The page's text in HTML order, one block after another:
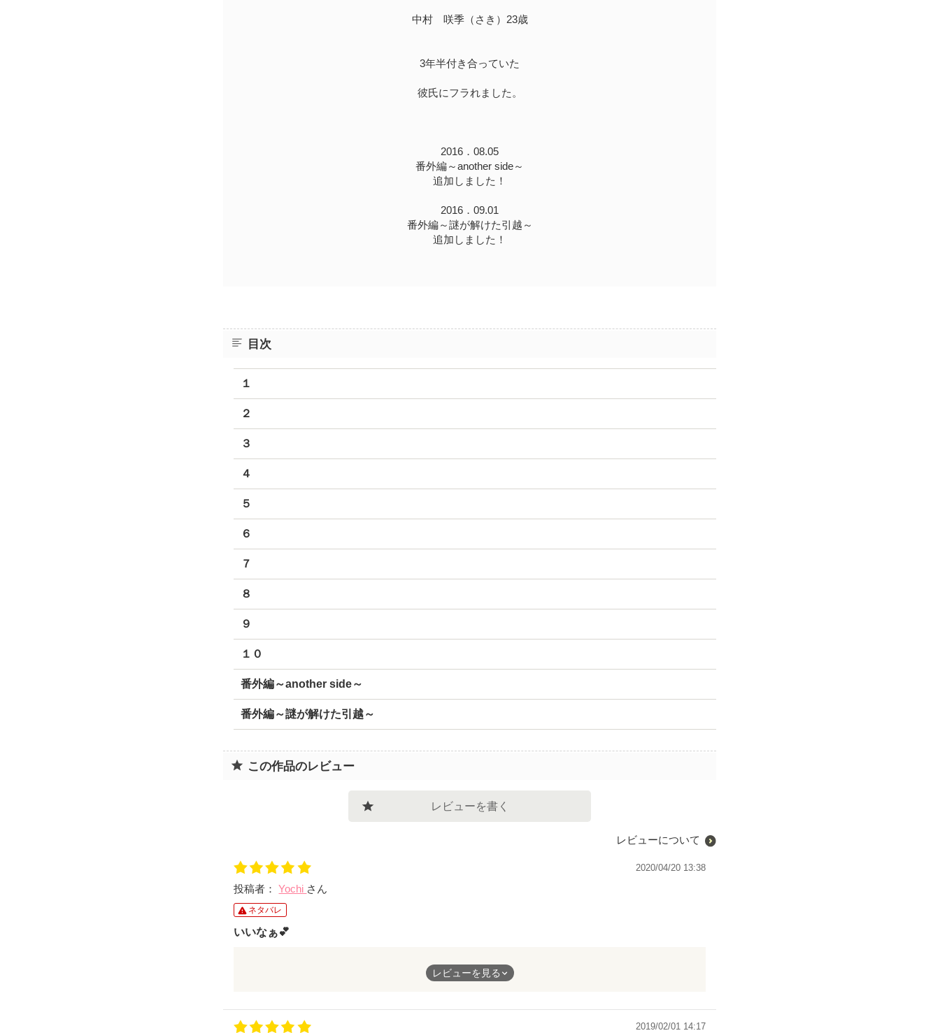
中村 咲季（さき）23歳
3年半付き合っていた
彼氏にフラれました。
2016．08.05
番外編～another side～
追加しました！
2016．09.01
番外編～謎が解けた引越～
追加しました！
目次
１
２
３
４
５
６
７
８
９
１０
番外編～another side～
番外編～謎が解けた引越～
この作品のレビュー
レビューを書く
レビューについて
2020/04/20 13:38
投稿者：Yochi さん
ネタバレ
いいなぁ💕
レビューを見る
2019/02/01 14:17